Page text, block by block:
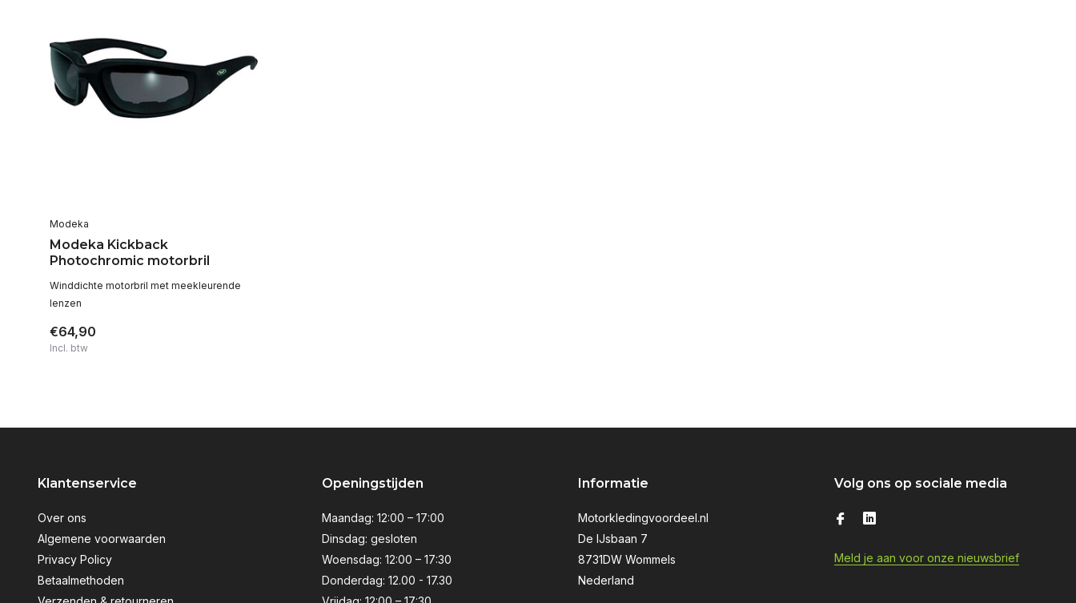
Modeka
Modeka Kickback
Photochromic motorbril
Winddichte motorbril met meekleurende
lenzen
€64,90
Incl. btw
Klantenservice
Over ons
Algemene voorwaarden
Privacy Policy
Betaalmethoden
Openingstijden
Maandag: 12:00 – 17:00
Dinsdag: gesloten
Woensdag: 12:00 – 17:30
Donderdag: 12.00 - 17.30
Informatie
Motorkledingvoordeel.nl
De IJsbaan 7
8731DW Wommels
Nederland
Volg ons op sociale media
Meld je aan voor onze nieuwsbrief